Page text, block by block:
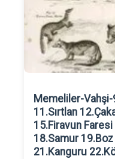
Memeliler-Vahşi-
11.Sırtlan
15.Firavun
18.Samur
21.Kanguru